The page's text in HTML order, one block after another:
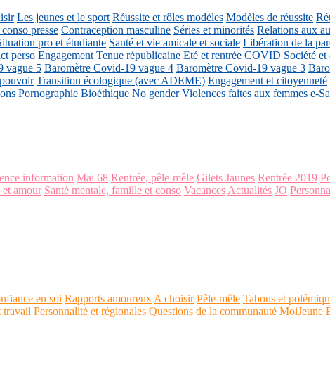
Les jeunes et le sport Réussite et rôles modèles Modèles de réussite
presse Contraception masculine Séries et minorités Relations aux
pro et étudiante Santé et vie amicale et sociale Libération de la
perso Engagement Tenue républicaine Eté et rentrée COVID Société
vague 5 Baromètre Covid-19 vague 4 Baromètre Covid-19 vague 3
Transition écologique (avec ADEME) Engagement et citoyenneté
Pornographie Bioéthique No gender Violences faites aux femmes e-
information Mai 68 Rentrée, pêle-mêle Gilets Jaunes Rentrée 2019
amour Santé mentale, famille et conso Vacances Actualités JO
en soi Rapports amoureux A choisir Pêle-mêle Tabous et
travail Personnalité et régionales Questions de la communauté MoiJeune